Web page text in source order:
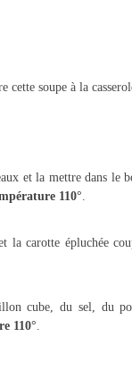
cette soupe à la
et la mettre dans le
110°.
la carotte épluchée
cube, du sel, du
110°.